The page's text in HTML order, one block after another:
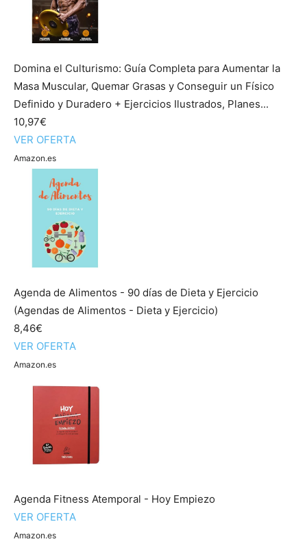
Domina el Culturismo: Guía Completa para Aumentar la
Masa Muscular, Quemar Grasas y Conseguir un Físico
Definido y Duradero + Ejercicios Ilustrados, Planes...
10,97€
VER OFERTA
Amazon.es
Agenda de Alimentos - 90 días de Dieta y Ejercicio
(Agendas de Alimentos - Dieta y Ejercicio)
8,46€
VER OFERTA
Amazon.es
Agenda Fitness Atemporal - Hoy Empiezo
VER OFERTA
Amazon.es